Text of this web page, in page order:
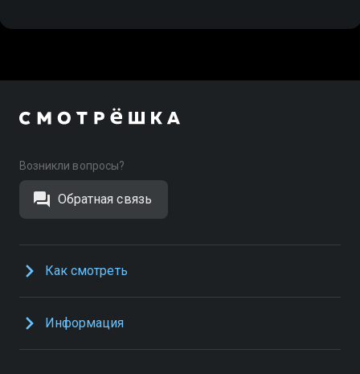
Возникли вопросы?
Обратная связь
Как смотреть
Информация